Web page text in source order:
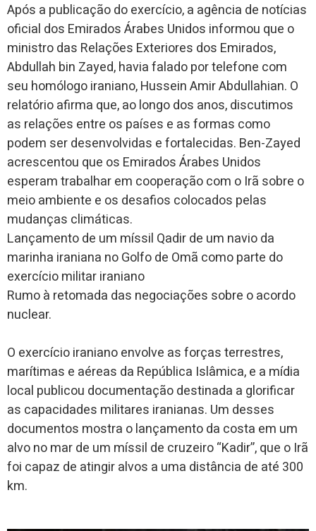
Após a publicação do exercício, a agência de notícias
oficial dos Emirados Árabes Unidos informou que o
ministro das Relações Exteriores dos Emirados,
Abdullah bin Zayed, havia falado por telefone com
seu homólogo iraniano, Hussein Amir Abdullahian. O
relatório afirma que, ao longo dos anos, discutimos
as relações entre os países e as formas como
podem ser desenvolvidas e fortalecidas. Ben-Zayed
acrescentou que os Emirados Árabes Unidos
esperam trabalhar em cooperação com o Irã sobre o
meio ambiente e os desafios colocados pelas
mudanças climáticas.
Lançamento de um míssil Qadir de um navio da
marinha iraniana no Golfo de Omã como parte do
exercício militar iraniano
Rumo à retomada das negociações sobre o acordo
nuclear.
O exercício iraniano envolve as forças terrestres,
marítimas e aéreas da República Islâmica, e a mídia
local publicou documentação destinada a glorificar
as capacidades militares iranianas. Um desses
documentos mostra o lançamento da costa em um
alvo no mar de um míssil de cruzeiro “Kadir”, que o Irã
foi capaz de atingir alvos a uma distância de até 300
km.